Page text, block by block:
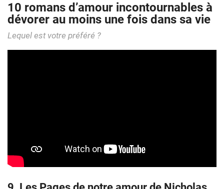
10 romans d’amour incontournables à
dévorer au moins une fois dans sa vie
Lequel est votre préféré ?